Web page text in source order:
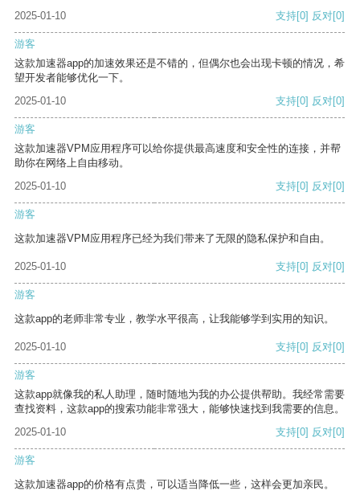
2025-01-10
支持[0] 反对[0]
游客
这款加速器app的加速效果还是不错的，但偶尔也会出现卡顿的情况，希
望开发者能够优化一下。
2025-01-10
支持[0] 反对[0]
游客
这款加速器VPM应用程序可以给你提供最高速度和安全性的连接，并帮
助你在网络上自由移动。
2025-01-10
支持[0] 反对[0]
游客
这款加速器VPM应用程序已经为我们带来了无限的隐私保护和自由。
2025-01-10 支持[0] 反对[0]
游客
这款app的老师非常专业，教学水平很高，让我能够学到实用的知识。
2025-01-10 支持[0] 反对[0]
游客
这款app就像我的私人助理，随时随地为我的办公提供帮助。我经常需要
查找资料，这款app的搜索功能非常强大，能够快速找到我需要的信息。
2025-01-10
支持[0] 反对[0]
游客
这款加速器app的价格有点贵，可以适当降低一些，这样会更加亲民。